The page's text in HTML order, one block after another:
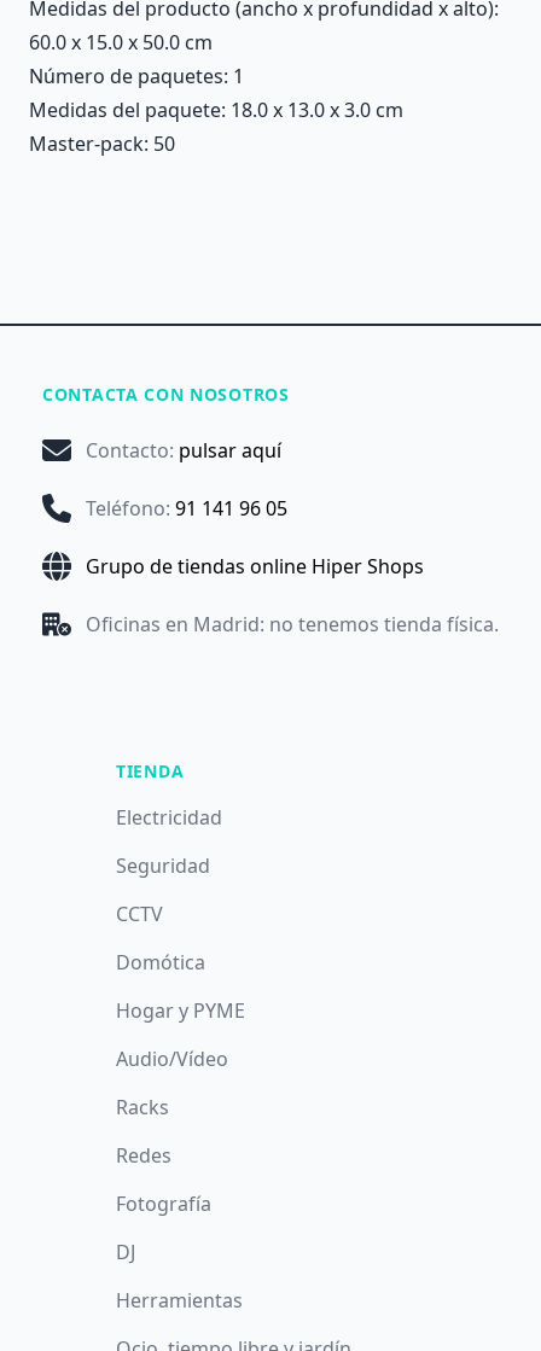
Medidas del producto (ancho x profundidad x alto):
60.0 x 15.0 x 50.0 cm
Número de paquetes: 1
Medidas del paquete: 18.0 x 13.0 x 3.0 cm
Master-pack: 50
CONTACTA CON NOSOTROS
Contacto: pulsar aquí
Teléfono: 91 141 96 05
Grupo de tiendas online Hiper Shops
Oficinas en Madrid: no tenemos tienda física.
TIENDA
Electricidad
Seguridad
CCTV
Domótica
Hogar y PYME
Audio/Vídeo
Racks
Redes
Fotografía
DJ
Herramientas